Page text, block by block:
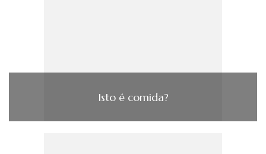
Isto é comida?